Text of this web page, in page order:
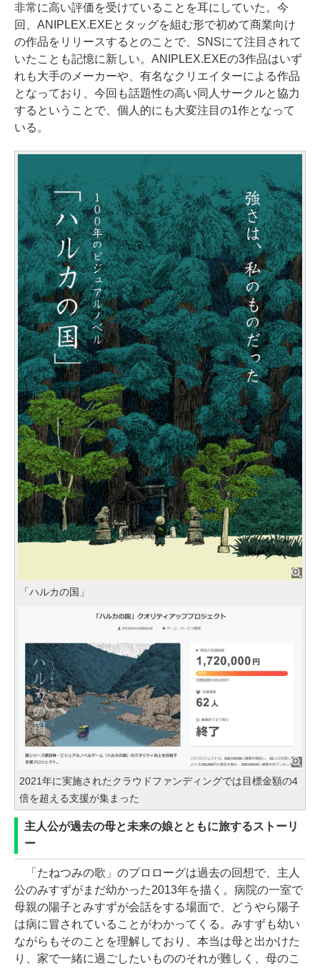
非常に高い評価を受けていることを耳にしていた。今
回、ANIPLEX.EXEとタッグを組む形で初めて商業向け
の作品をリリースするとのことで、SNSにて注目されて
いたことも記憶に新しい。ANIPLEX.EXEの3作品はいず
れも大手のメーカーや、有名なクリエイターによる作品
となっており、今回も話題性の高い同人サークルと協力
するということで、個人的にも大変注目の1作となって
いる。
「ハルカの国」
2021年に実施されたクラウドファンディングでは目標金額の4
倍を超える支援が集まった
主人公が過去の母と未来の娘とともに旅するストーリ
ー
「たねつみの歌」のプロローグは過去の回想で、主人
公のみすずがまだ幼かった2013年を描く。病院の一室で
母親の陽子とみすずが会話をする場面で、どうやら陽子
は病に冒されていることがわかってくる。みすずも幼い
ながらもそのことを理解しており、本当は母と出かけた
り、家で一緒に過ごしたいもののそれが難しく、母のこ